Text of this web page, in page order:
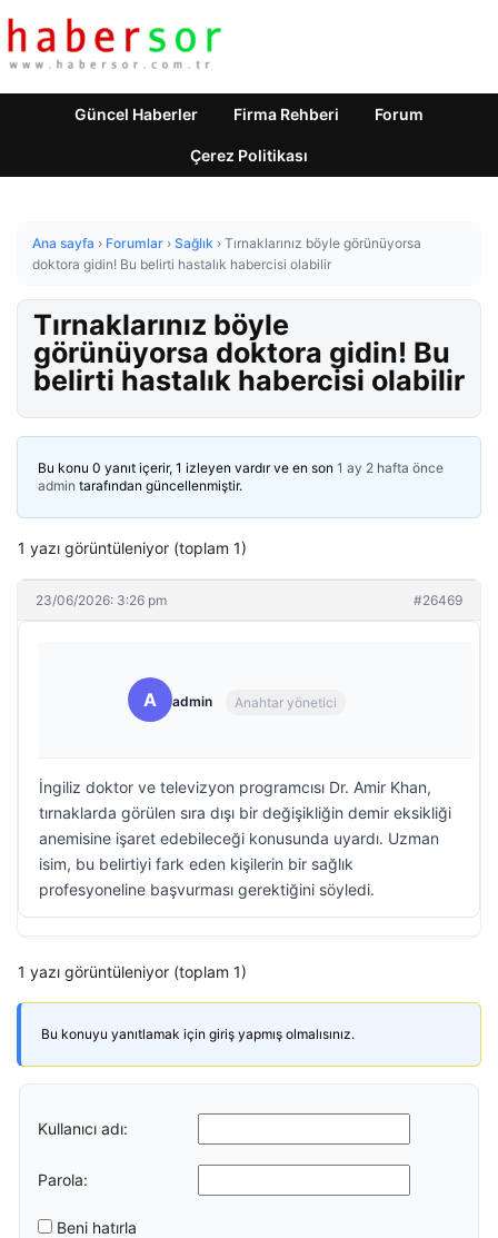
Güncel Haberler Firma Rehberi Forum
Çerez Politikası
Ana sayfa › Forumlar › Sağlık › Tırnaklarınız böyle görünüyorsa
doktora gidin! Bu belirti hastalık habercisi olabilir
Tırnaklarınız böyle
görünüyorsa doktora gidin! Bu
belirti hastalık habercisi olabilir
Bu konu 0 yanıt içerir, 1 izleyen vardır ve en son 1 ay 2 hafta önce
admin tarafından güncellenmiştir.
1 yazı görüntüleniyor (toplam 1)
23/06/2026: 3:26 pm #26469
A admin Anahtar yönetici
İngiliz doktor ve televizyon programcısı Dr. Amir Khan,
tırnaklarda görülen sıra dışı bir değişikliğin demir eksikliği
anemisine işaret edebileceği konusunda uyardı. Uzman
isim, bu belirtiyi fark eden kişilerin bir sağlık
profesyoneline başvurması gerektiğini söyledi.
1 yazı görüntüleniyor (toplam 1)
Bu konuyu yanıtlamak için giriş yapmış olmalısınız.
Kullanıcı adı:
Parola:
Beni hatırla